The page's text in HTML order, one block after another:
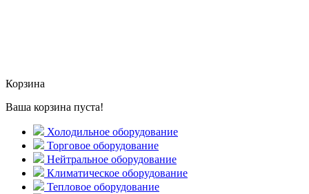
Корзина
Ваша корзина пуста!
Холодильное оборудование
Торговое оборудование
Нейтральное оборудование
Климатическое оборудование
Тепловое оборудование